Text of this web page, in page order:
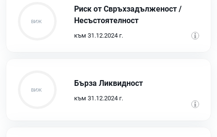
Риск от Свръхзадълженост /
Несъстоятелност
към 31.12.2024 г.
Бърза Ликвидност
към 31.12.2024 г.